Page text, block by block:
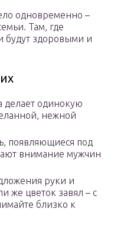
одновременно –
Там, где
будут здоровыми и
делает одинокую
нежной
появляющиеся под
внимание мужчин
руки и
же цветок завял – с
близко к